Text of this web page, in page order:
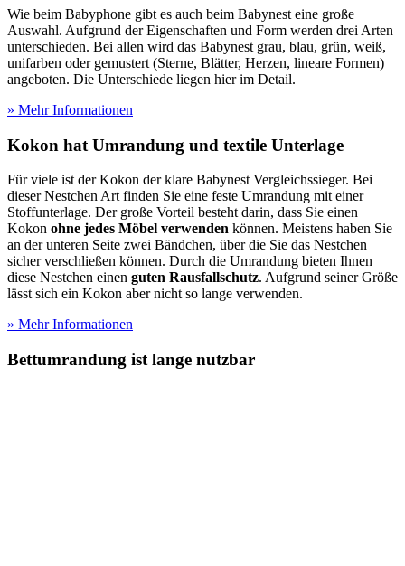
Wie beim Babyphone gibt es auch beim Babynest eine große
Auswahl. Aufgrund der Eigenschaften und Form werden drei Arten
unterschieden. Bei allen wird das Babynest grau, blau, grün, weiß,
unifarben oder gemustert (Sterne, Blätter, Herzen, lineare Formen)
angeboten. Die Unterschiede liegen hier im Detail.
» Mehr Informationen
Kokon hat Umrandung und textile Unterlage
Für viele ist der Kokon der klare Babynest Vergleichssieger. Bei
dieser Nestchen Art finden Sie eine feste Umrandung mit einer
Stoffunterlage. Der große Vorteil besteht darin, dass Sie einen
Kokon ohne jedes Möbel verwenden können. Meistens haben Sie
an der unteren Seite zwei Bändchen, über die Sie das Nestchen
sicher verschließen können. Durch die Umrandung bieten Ihnen
diese Nestchen einen guten Rausfallschutz. Aufgrund seiner Größe
lässt sich ein Kokon aber nicht so lange verwenden.
» Mehr Informationen
Bettumrandung ist lange nutzbar